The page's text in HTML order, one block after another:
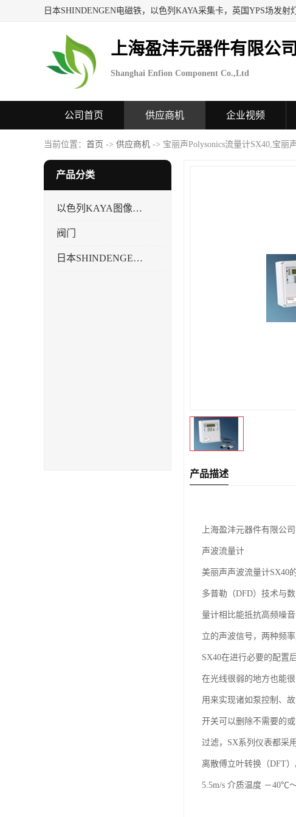
上海盈沣元器件有限公司
Shanghai Enfion Component Co.,Ltd
公司首页 供应商机 企业视频
当前位置： 首页 -> 供应商机 -> 宝丽声Polysonics流量计SX40,宝丽
产品分类
以色列KAYA图像采集卡，数据采集卡
阀门
日本SHINDENGEN电磁铁
产品描述
上海盈沣元器件有限公
声波流量计
美丽声声波流量计SX40
多普勒（DFD）技术与
量计相比能抵抗高频噪
立的声波信号，两种频
SX40在进行必要的配置
在光线很弱的地方也能
用来实现诸如泵控制、
开关可以删除不需要的
过滤，SX系列仪表都采
离散傅立叶转换（DFT
5.5m/s 介质温度 －40℃